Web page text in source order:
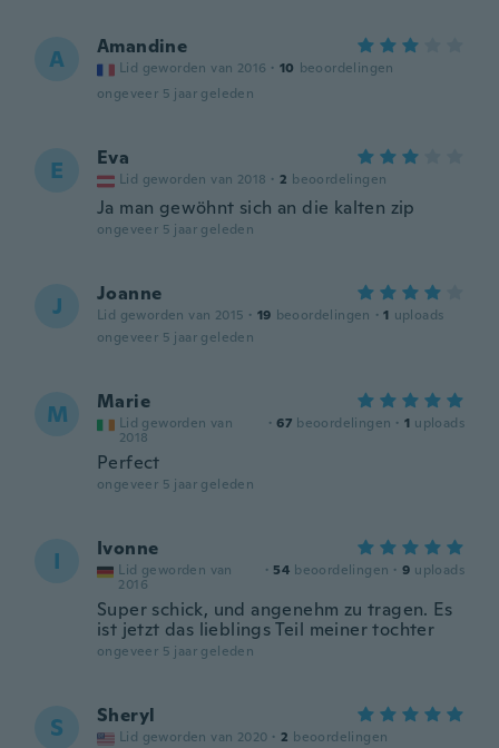
A Amandine
Lid geworden van 2016 · 10 beoordelingen
ongeveer 5 jaar geleden
E Eva
Lid geworden van 2018 · 2 beoordelingen
Ja man gewöhnt sich an die kalten zip
ongeveer 5 jaar geleden
J Joanne
Lid geworden van 2015 · 19 beoordelingen · 1 uploads
ongeveer 5 jaar geleden
M Marie
Lid geworden van
2018
· 67 beoordelingen · 1 uploads
Perfect
ongeveer 5 jaar geleden
I Ivonne
Lid geworden van
2016
· 54 beoordelingen · 9 uploads
Super schick, und angenehm zu tragen. Es
ist jetzt das lieblings Teil meiner tochter
ongeveer 5 jaar geleden
S Sheryl
Lid geworden van 2020 · 2 beoordelingen